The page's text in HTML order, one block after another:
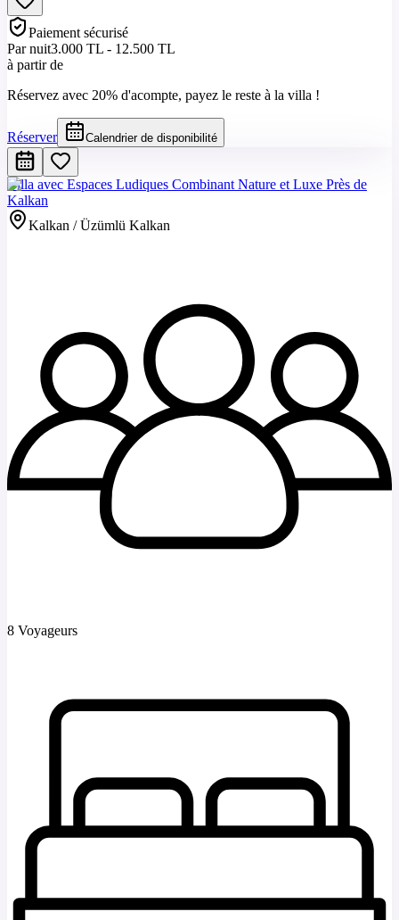
Paiement sécurisé
Par nuit3.000 TL - 12.500 TL
à partir de
Réservez avec 20% d'acompte, payez le reste à la villa !
Réserver Calendrier de disponibilité
Villa avec Espaces Ludiques Combinant Nature et Luxe Près de
Kalkan
Kalkan / Üzümlü Kalkan
8 Voyageurs